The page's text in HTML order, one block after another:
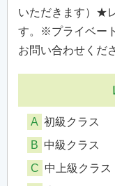
いただきます）★
す。※プライベー
お問い合わせくだ
A 初級クラス
B 中級クラス
C 中上級クラス